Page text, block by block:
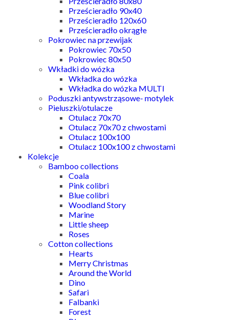
Prześcieradło 90x40
Prześcieradło 120x60
Prześcieradło okrągłe
Pokrowiec na przewijak
Pokrowiec 70x50
Pokrowiec 80x50
Wkładki do wózka
Wkładka do wózka
Wkładka do wózka MULTI
Poduszki antywstrząsowe- motylek
Pieluszki/otulacze
Otulacz 70x70
Otulacz 70x70 z chwostami
Otulacz 100x100
Otulacz 100x100 z chwostami
Kolekcje
Bamboo collections
Coala
Pink colibri
Blue colibri
Woodland Story
Marine
Little sheep
Roses
Cotton collections
Hearts
Merry Christmas
Around the World
Dino
Safari
Falbanki
Forest